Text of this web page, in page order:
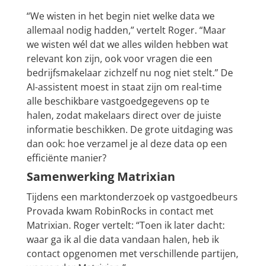
“We wisten in het begin niet welke data we
allemaal nodig hadden,” vertelt Roger. “Maar
we wisten wél dat we alles wilden hebben wat
relevant kon zijn, ook voor vragen die een
bedrijfsmakelaar zichzelf nu nog niet stelt.” De
AI-assistent moest in staat zijn om real-time
alle beschikbare vastgoedgegevens op te
halen, zodat makelaars direct over de juiste
informatie beschikken. De grote uitdaging was
dan ook: hoe verzamel je al deze data op een
efficiënte manier?
Samenwerking Matrixian
Tijdens een marktonderzoek op vastgoedbeurs
Provada kwam RobinRocks in contact met
Matrixian. Roger vertelt: “Toen ik later dacht:
waar ga ik al die data vandaan halen, heb ik
contact opgenomen met verschillende partijen,